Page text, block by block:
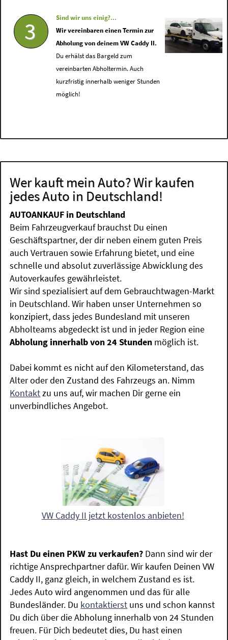
3
Sind wir uns einig?...
Wir vereinbaren einen Termin zur
Abholung von deinem VW Caddy II.
Du erhälst das Bargeld zum
vereinbarten Abholtermin. Auch
kurzfristig innerhalb weniger Stunden
möglich!
Wer kauft mein Auto? Wir kaufen
jedes Auto in Deutschland!
AUTOANKAUF in Deutschland
Beim Fahrzeugverkauf brauchst Du einen
Geschäftspartner, der dir neben einem guten Preis
auch Vertrauen sowie Erfahrung bietet, und eine
schnelle und absolut zuverlässige Abwicklung des
Autoverkaufes gewährleistet.
Wir sind spezialisiert auf dem Gebrauchtwagen-Markt
in Deutschland. Wir haben unser Unternehmen so
konzipiert, dass jedes Bundesland mit unseren
Abholteams abgedeckt ist und in jeder Region eine
Abholung innerhalb von 24 Stunden möglich ist.
Dabei kommt es nicht auf den Kilometerstand, das
Alter oder den Zustand des Fahrzeugs an. Nimm
Kontaktzu uns auf, wir machen Dir gerne ein
unverbindliches Angebot.
VW Caddy II jetzt kostenlos anbieten!
Hast Du einen PKW zu verkaufen? Dann sind wir der
richtige Ansprechpartner dafür. Wir kaufen Deinen VW
Caddy II, ganz gleich, in welchem Zustand es ist.
Jedes Auto wird angenommen und das für alle
Bundesländer. Du kontaktierst uns und schon kannst
Du dich über die Abholung innerhalb von 24 Stunden
freuen. Für Dich bedeutet dies, Du hast einen